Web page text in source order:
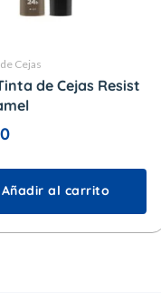
Cejas
de Cejas Resist
Añadir al carrito